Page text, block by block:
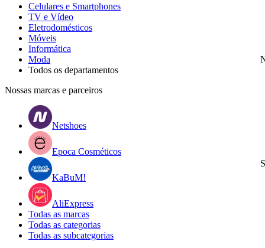
Celulares e Smartphones
TV e Vídeo
Eletrodomésticos
Móveis
Informática
Moda
Todos os departamentos
Nossas marcas e parceiros
Netshoes
Epoca Cosméticos
KaBuM!
AliExpress
Todas as marcas
Todas as categorias
Todas as subcategorias